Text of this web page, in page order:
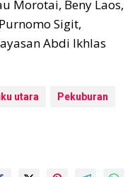
Morotai, Beny Laos,
Sigit,
Abdi Ikhlas
utara Pekuburan